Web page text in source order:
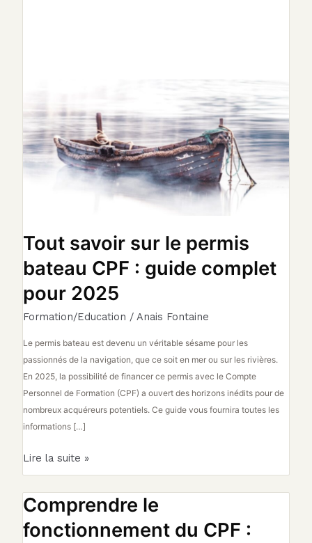
Tout savoir sur le permis
bateau CPF : guide complet
pour 2025
Formation/Education / Anais Fontaine
Le permis bateau est devenu un véritable sésame pour les
passionnés de la navigation, que ce soit en mer ou sur les rivières.
En 2025, la possibilité de financer ce permis avec le Compte
Personnel de Formation (CPF) a ouvert des horizons inédits pour de
nombreux acquéreurs potentiels. Ce guide vous fournira toutes les
informations […]
Lire la suite »
Comprendre le
fonctionnement du CPF :
Comprendre
fonctionnement